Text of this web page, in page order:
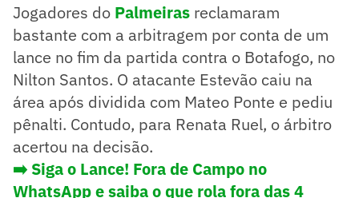
Jogadores do Palmeiras reclamaram
bastante com a arbitragem por conta de um
lance no fim da partida contra o Botafogo, no
Nilton Santos. O atacante Estevão caiu na
área após dividida com Mateo Ponte e pediu
pênalti. Contudo, para Renata Ruel, o árbitro
acertou na decisão.
➡️ Siga o Lance! Fora de Campo no
WhatsApp e saiba o que rola fora das 4